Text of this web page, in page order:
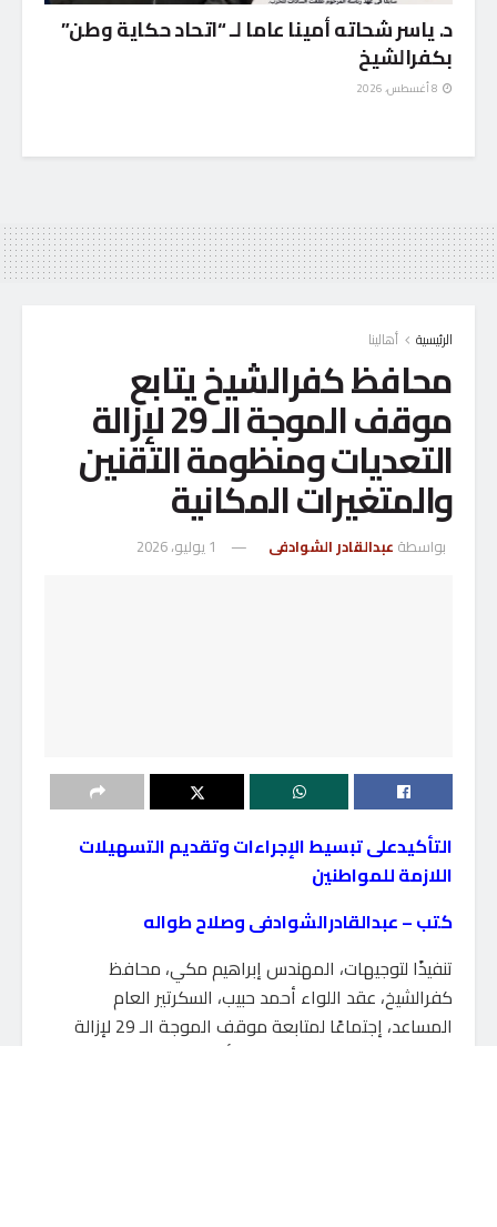
د. ياسر شحاته أمينا عاما لـ “اتحاد حكاية وطن”
بكفرالشيخ
الرئيسية أهالينا
محافظ كفرالشيخ يتابع
موقف الموجة الـ 29 لإزالة
التعديات ومنظومة التقنين
والمتغيرات المكانية
بواسطة عبدالقادر الشوادفى 1 يوليو، 2026
التأكيدعلى تبسيط الإجراءات وتقديم التسهيلات
اللازمة للمواطنين
كتب – عبدالقادرالشوادفى وصلاح طواله
تنفيذًا لتوجيهات، المهندس إبراهيم مكي، محافظ
كفرالشيخ، عقد اللواء أحمد حبيب، السكرتير العام
المساعد، إجتماعًا لمتابعة موقف الموجة الـ 29 لإزالة
التعديات على الأراضي الزراعية وأملاك الدولة ومواجهة